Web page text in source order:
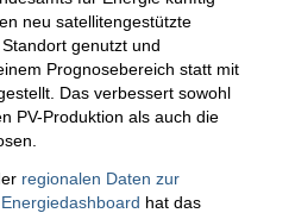
neu satellitengestützte
genutzt und
Prognosebereich statt mit
Das verbessert sowohl
PV-Produktion als auch die
regionalen Daten zur
hat das